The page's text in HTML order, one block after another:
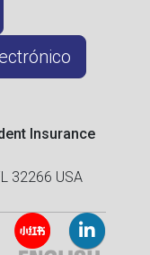
Insurance
32266 USA